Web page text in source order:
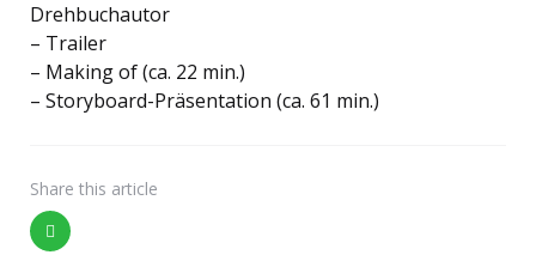
Drehbuchautor
– Trailer
– Making of (ca. 22 min.)
– Storyboard-Präsentation (ca. 61 min.)
Share this article